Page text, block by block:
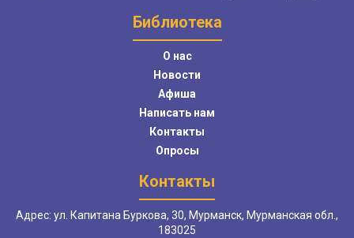
Библиотека
О нас
Новости
Афиша
Написать нам
Контакты
Опросы
Контакты
Адрес: ул. Капитана Буркова, 30, Мурманск, Мурманская обл.,
183025